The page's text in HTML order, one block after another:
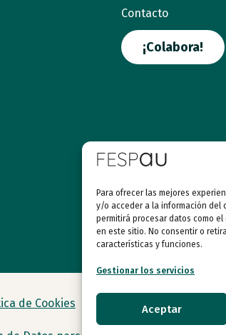
Para ofrecer las mejores
y/o acceder a la información del
permitirá procesar datos como
en este sitio. No consentir o
características y funciones.
Gestionar los servicios
Aceptar
Contacto
¡Colabora!
de Cookies